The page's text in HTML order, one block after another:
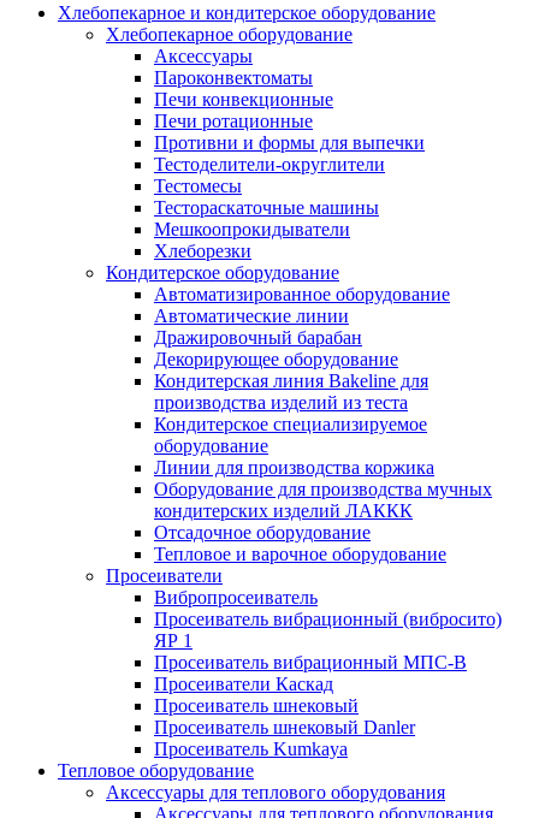
Хлебопекарное и кондитерское оборудование
Хлебопекарное оборудование
Аксессуары
Пароконвектоматы
Печи конвекционные
Печи ротационные
Противни и формы для выпечки
Тестоделители-округлители
Тестомесы
Тестораскаточные машины
Мешкоопрокидыватели
Хлеборезки
Кондитерское оборудование
Автоматизированное оборудование
Автоматические линии
Дражировочный барабан
Декорирующее оборудование
Кондитерская линия Bakeline для
производства изделий из теста
Кондитерское специализируемое
оборудование
Линии для производства коржика
Оборудование для производства мучных
кондитерских изделий ЛАККК
Отсадочное оборудование
Тепловое и варочное оборудование
Просеиватели
Вибропросеиватель
Просеиватель вибрационный (вибросито)
ЯР 1
Просеиватель вибрационный МПС-В
Просеиватели Каскад
Просеиватель шнековый
Просеиватель шнековый Danler
Просеиватель Kumkaya
Тепловое оборудование
Аксессуары для теплового оборудования
Аксессуары для теплового оборудования